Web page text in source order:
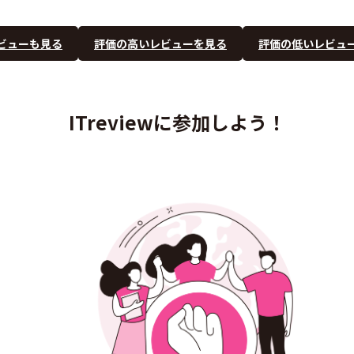
ューも見る 評価の高いレビューを見る 評価の低いレビュ
ITreviewに参加しよう！